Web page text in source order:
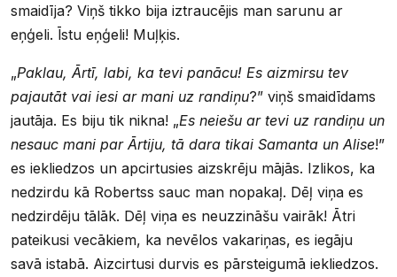
smaidīja? Viņš tikko bija iztraucējis man sarunu ar
eņģeli. Īstu eņģeli! Muļķis.
„Paklau, Ārtī, labi, ka tevi panācu! Es aizmirsu tev
pajautāt vai iesi ar mani uz randiņu?” viņš smaidīdams
jautāja. Es biju tik nikna! „Es neiešu ar tevi uz randiņu un
nesauc mani par Ārtiju, tā dara tikai Samanta un Alise!”
es iekliedzos un apcirtusies aizskrēju mājās. Izlikos, ka
nedzirdu kā Robertss sauc man nopakaļ. Dēļ viņa es
nedzirdēju tālāk. Dēļ viņa es neuzzināšu vairāk! Ātri
pateikusi vecākiem, ka nevēlos vakariņas, es iegāju
savā istabā. Aizcirtusi durvis es pārsteigumā iekliedzos.